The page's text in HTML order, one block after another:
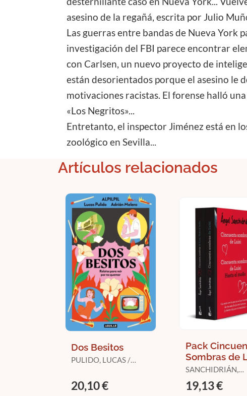
asesino de la regañá, escrita por Julio
Las guerras entre bandas de Nueva York
investigación del FBI parece encontrar
con Carlsen, un nuevo proyecto de
están desorientados porque el asesino le
motivaciones racistas. El forense halló
«Los Negritos»...
Entretanto, el inspector Jiménez está en
zoológico en Sevilla...
Artículos relacionados
Dos Besitos
PULIDO, LUCAS /
20,10 €
Pack
Sombras de
+ Cincuenta
Sombras de
Luisi. Hasta el
SANCHIDRIÁN,
19,13 €